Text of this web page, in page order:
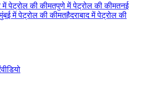
में पेट्रोल की कीमतपुणे में पेट्रोल की कीमतनई
में पेट्रोल की कीमतहैदराबाद में पेट्रोल की
वीडियो